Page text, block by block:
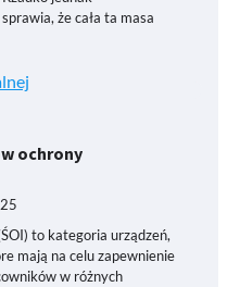
że cała ta masa
ochrony
to kategoria urządzeń,
mają na celu zapewnienie
w różnych